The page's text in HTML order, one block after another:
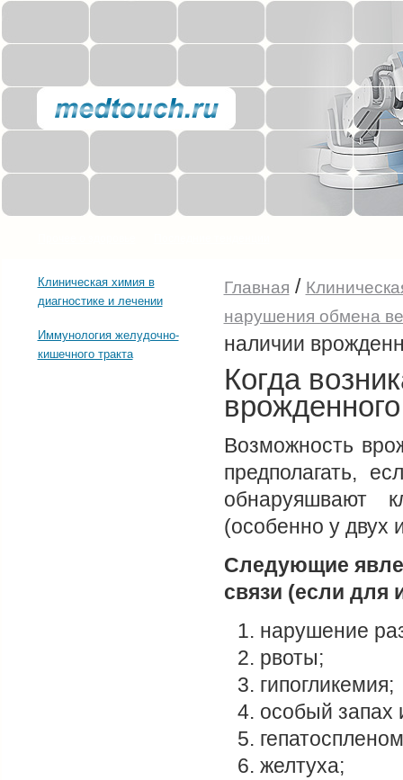
Клиническая химия в
диагностике и лечении
Иммунология желудочно-
кишечного тракта
Главная /
нарушения обмена
наличии
Когда
Возможность
предполагать,
обнаруяшвают
(особенно у двух
Следующие
связи (если для
нарушение
рвоты;
гипогликемия;
особый запах
желтуха;